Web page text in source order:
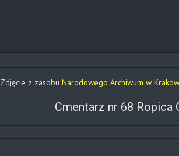
Zdjęcie z zasobu Narodowego Archiwum w
Cmentarz nr 68 Ropica